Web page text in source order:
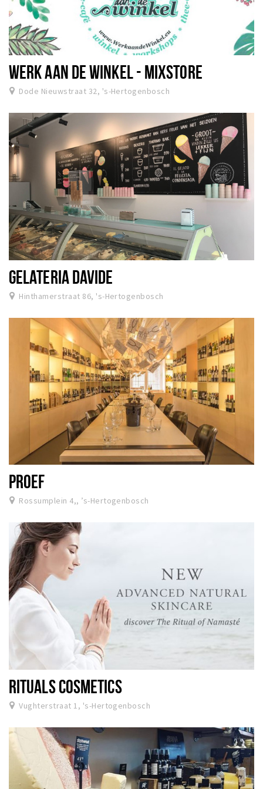
WERK AAN DE WINKEL - MIXSTORE
Dode Nieuwstraat 32, 's-Hertogenbosch
GELATERIA DAVIDE
Hinthamerstraat 86, 's-Hertogenbosch
PROEF
Rossumplein 4,, ’s-Hertogenbosch
RITUALS COSMETICS
Vughterstraat 1, 's-Hertogenbosch